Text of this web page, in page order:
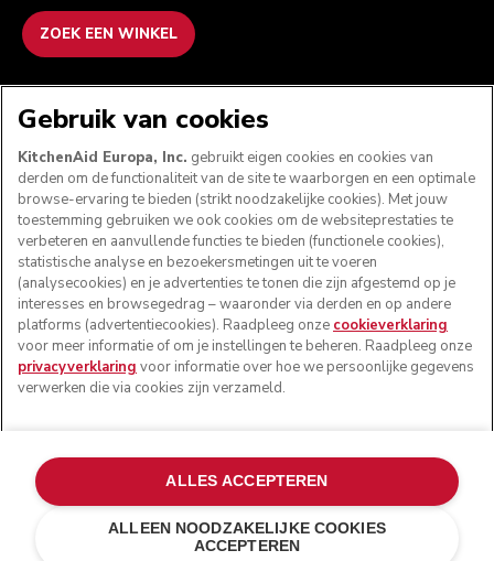
ZOEK EEN WINKEL
VOLG ONS
© KitchenAid 2026 - Alle rechten voorbehouden.
KitchenAid en het design van de mixer zijn handelsmerken
in de Verenigde Staten en andere landen.
Mijn cookies beheren Privacyverklaring
Gebruik van cookies
KitchenAid Europa, Inc. gebruikt eigen cookies en cookies van
derden om de functionaliteit van de site te waarborgen en een optimale
browse-ervaring te bieden (strikt noodzakelijke cookies). Met jouw
toestemming gebruiken we ook cookies om de websiteprestaties te
verbeteren en aanvullende functies te bieden (functionele cookies),
statistische analyse en bezoekersmetingen uit te voeren
(analysecookies) en je advertenties te tonen die zijn afgestemd op je
interesses en browsegedrag – waaronder via derden en op andere
platforms (advertentiecookies). Raadpleeg onze cookieverklaring
voor meer informatie of om je instellingen te beheren. Raadpleeg onze
privacyverklaring voor informatie over hoe we persoonlijke gegevens
verwerken die via cookies zijn verzameld.
ALLEEN NOODZAKELIJKE COOKIES
ACCEPTEREN
ALLES ACCEPTEREN